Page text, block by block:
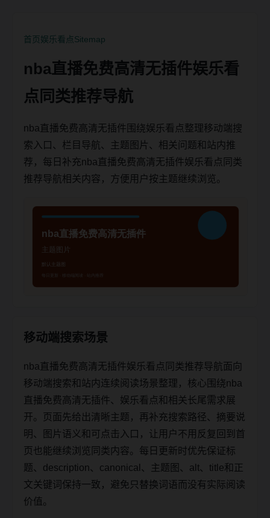
首页娱乐看点Sitemap
nba直播免费高清无插件娱乐看
点同类推荐导航
nba直播免费高清无插件围绕娱乐看点整理移动端搜
索入口、栏目导航、主题图片、相关问题和站内推
荐，每日补充nba直播免费高清无插件娱乐看点同类
推荐导航相关内容，方便用户按主题继续浏览。
移动端搜索场景
nba直播免费高清无插件娱乐看点同类推荐导航面向
移动端搜索和站内连续阅读场景整理，核心围绕nba
直播免费高清无插件、娱乐看点和相关长尾需求展
开。页面先给出清晰主题，再补充搜索路径、摘要说
明、图片语义和可点击入口，让用户不用反复回到首
页也能继续浏览同类内容。每日更新时优先保证标
题、description、canonical、主题图、alt、title和正
文关键词保持一致，避免只替换词语而没有实际阅读
价值。